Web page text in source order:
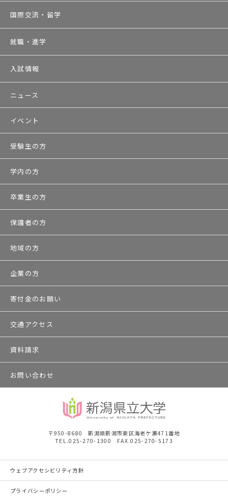
国際交流・留学
就職・進学
入試情報
ニュース
イベント
受験生の方
学内の方
卒業生の方
保護者の方
地域の方
企業の方
寄付金のお願い
交通アクセス
資料請求
お問い合わせ
〒950-8680 新潟県新潟市東区海老ケ瀬471番地
TEL.025-270-1300 FAX.025-270-5173
ウェブアクセシビリティ方針
プライバシーポリシー